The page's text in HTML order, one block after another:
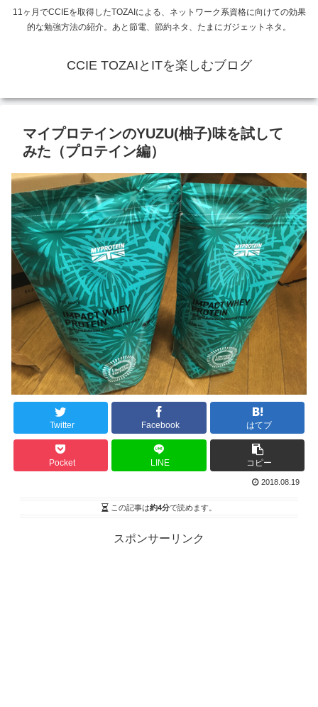
11ヶ月でCCIEを取得したTOZAIによる、ネットワーク系資格に向けての効果
的な勉強方法の紹介。あと節電、節約ネタ、たまにガジェットネタ。
CCIE TOZAIとITを楽しむブログ
マイプロテインのYUZU(柚子)味を試して
みた（プロテイン編）
Twitter Facebook はてブ
Pocket LINE コピー
2018.08.19
この記事は約4分で読めます。
スポンサーリンク